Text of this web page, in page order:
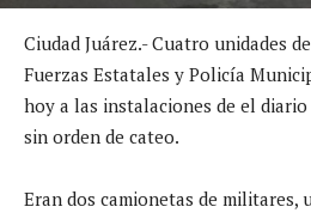
Ciudad Juárez.- Cuatro unidades
Fuerzas Estatales y Policía
hoy a las instalaciones de el
sin orden de cateo.
Eran dos camionetas de militares,